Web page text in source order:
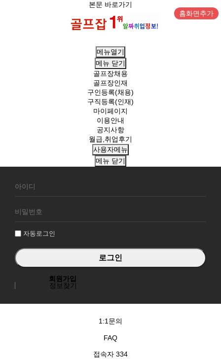
본문 바로가기
홈화면추가
메뉴열기
메뉴 닫기
골프장채용
골프장인재
구인등록(채용)
구직등록(인재)
마이페이지
이용안내
공지사항
월급,취업후기
사용자메뉴
메뉴 닫기
원
그
자동로그인
회원가입
정보찾기
1:1문의
FAQ
접속자 334